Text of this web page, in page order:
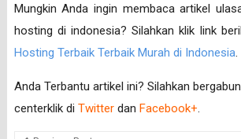
Mungkin Anda ingin membaca artikel
hosting di indonesia? Silahkan klik link
Hosting Terbaik Terbaik Murah di Indonesia.
Anda Terbantu artikel ini? Silahkan
centerklik di Twitterdan Facebook+.